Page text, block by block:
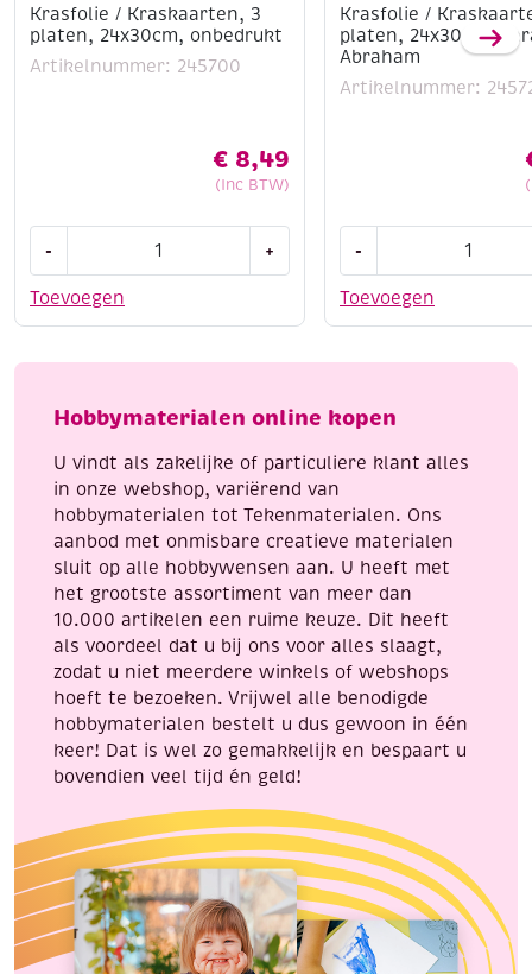
Krasfolie / Kraskaarten, 3
platen, 24x30cm, onbedrukt
Artikelnummer: 245700
€ 8,49
(Inc BTW)
Toevoegen
-
Kraskaarten,
24x30cm,
aantal
+
Krasfolie /
platen, 24x30cm,
Abraham
Artikelnummer:
Toevoegen
-
Kraskaarten,
24x30cm,
en
aantal
Hobbymaterialen online kopen
U vindt als zakelijke of particuliere klant alles
in onze webshop, variërend van
hobbymaterialen tot Tekenmaterialen. Ons
aanbod met onmisbare creatieve materialen
sluit op alle hobbywensen aan. U heeft met
het grootste assortiment van meer dan
10.000 artikelen een ruime keuze. Dit heeft
als voordeel dat u bij ons voor alles slaagt,
zodat u niet meerdere winkels of webshops
hoeft te bezoeken. Vrijwel alle benodigde
hobbymaterialen bestelt u dus gewoon in één
keer! Dat is wel zo gemakkelijk en bespaart u
bovendien veel tijd én geld!